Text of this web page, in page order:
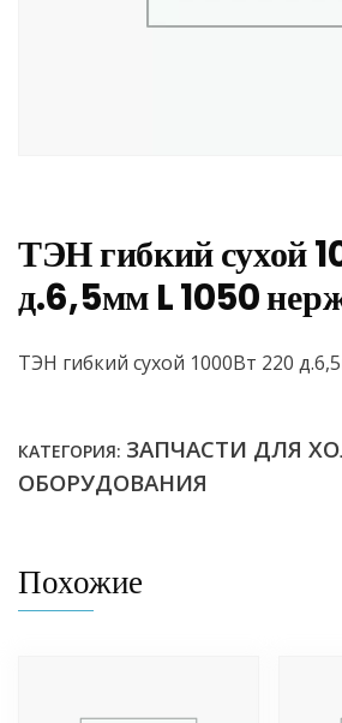
ТЭН гибкий сухой
д.6,5мм L 1050
ТЭН гибкий сухой 1000Вт 220
КАТЕГОРИЯ: ЗАПЧАСТИ ДЛЯ
ОБОРУДОВАНИЯ
Похожие